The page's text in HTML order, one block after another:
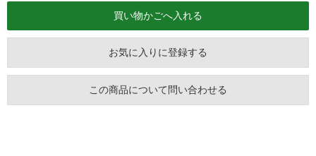
お気に入りに登録する
この商品について問い合わせる